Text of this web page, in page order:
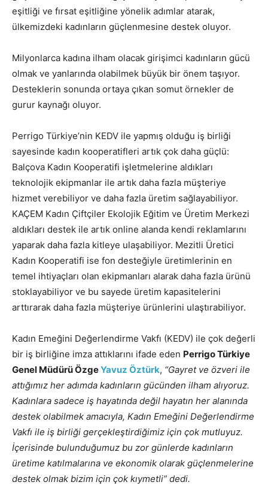
eşitliği ve fırsat eşitliğine yönelik adımlar atarak,
ülkemizdeki kadınların güçlenmesine destek oluyor.
Milyonlarca kadına ilham olacak girişimci kadınların gücü
olmak ve yanlarında olabilmek büyük bir önem taşıyor.
Desteklerin sonunda ortaya çıkan somut örnekler de
gurur kaynağı oluyor.
Perrigo Türkiye’nin KEDV ile yapmış olduğu iş birliği
sayesinde kadın kooperatifleri artık çok daha güçlü:
Balçova Kadın Kooperatifi işletmelerine aldıkları
teknolojik ekipmanlar ile artık daha fazla müşteriye
hizmet verebiliyor ve daha fazla üretim sağlayabiliyor.
KAÇEM Kadın Çiftçiler Ekolojik Eğitim ve Üretim Merkezi
aldıkları destek ile artık online alanda kendi reklamlarını
yaparak daha fazla kitleye ulaşabiliyor. Mezitli Üretici
Kadın Kooperatifi ise fon desteğiyle üretimlerinin en
temel ihtiyaçları olan ekipmanları alarak daha fazla ürünü
stoklayabiliyor ve bu sayede üretim kapasitelerini
arttırarak daha fazla müşteriye ürünlerini ulaştırabiliyor.
Kadın Emeğini Değerlendirme Vakfı (KEDV) ile çok değerli
bir iş birliğine imza attıklarını ifade eden Perrigo Türkiye
Genel Müdürü ÖzgeYavuz Öztürk, “Gayret ve özveri ile
attığımız her adımda kadınların gücünden ilham alıyoruz.
Kadınlara sadece iş hayatında değil hayatın her alanında
destek olabilmek amacıyla, Kadın Emeğini Değerlendirme
Vakfı ile iş birliği gerçekleştirdiğimiz için çok mutluyuz.
İçerisinde bulunduğumuz bu zor günlerde kadınların
üretime katılmalarına ve ekonomik olarak güçlenmelerine
destek olmak bizim için çok kıymetli” dedi.